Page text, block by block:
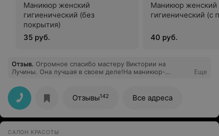
Маникюр женский
гигиенический (без
покрытия)
35 руб.
Маникюр женский
гигиенический (с
40 руб.
Отзыв. Огромное спасибо мастеру Виктории на
Лучины. Она лучшая в своем деле!На маникюр-
Викуле) Так же спасибо девочкам- администратором за
внимание и заботу!
Еще
Отзывы142 Все адреса
САЛОН КРАСОТЫ